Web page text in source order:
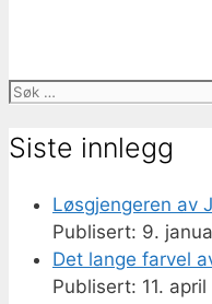
Søk
Siste innlegg
Løsgjengeren av
9.
Det lange farvel
11.